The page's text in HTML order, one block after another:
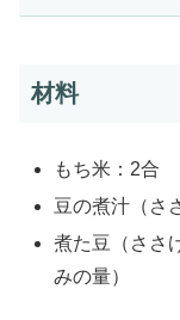
材料
もち米：2合
豆の煮汁（さ
煮た豆（ささ
みの量）